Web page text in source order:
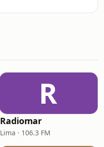
R
Radiomar
Lima · 106.3 FM